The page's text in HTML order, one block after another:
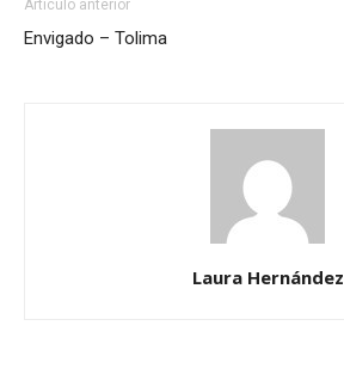
Artículo anterior
Envigado – Tolima
Laura Hernández